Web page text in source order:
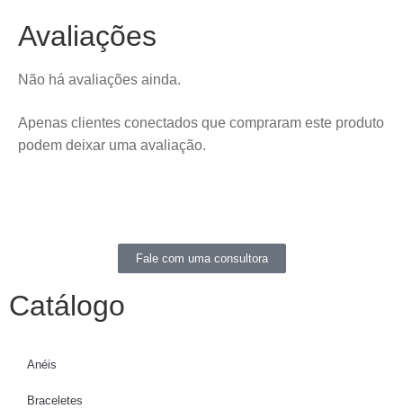
Avaliações
Não há avaliações ainda.
Apenas clientes conectados que compraram este produto
podem deixar uma avaliação.
Fale com uma consultora
Catálogo
Anéis
Braceletes